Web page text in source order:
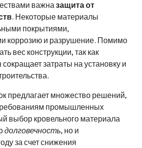
важна защита от
. Некоторые материалы
покрытиями,
коррозию и разрушение. Помимо
вес конструкции, так как
сокращает затраты на установку и
предлагает множество решений,
промышленных
выбор кровельного материала
долговечность, но и
за счет снижения